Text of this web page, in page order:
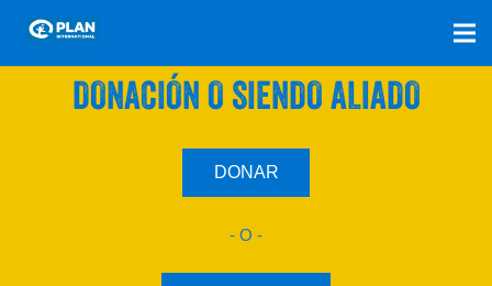
SÚMATE A NUESTRO PLAN CON UNA
DONACIÓN O SIENDO ALIADO
DONAR
- O -